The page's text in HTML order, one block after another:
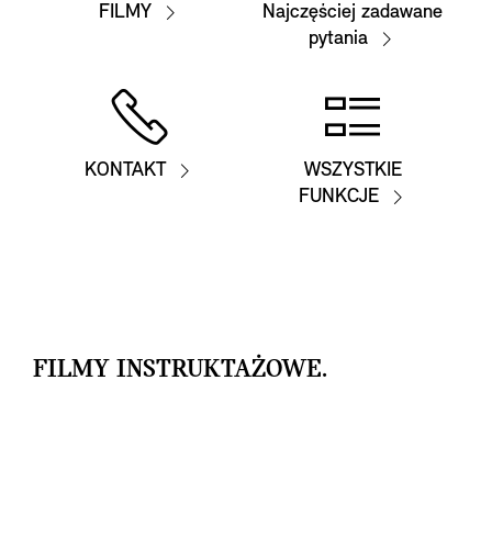
FILMY
Najczęściej zadawane
pytania
KONTAKT
WSZYSTKIE
FUNKCJE
FILMY INSTRUKTAŻOWE.